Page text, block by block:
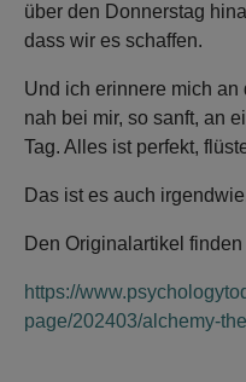
über den Donnerstag
dass wir es schaffen.
Und ich erinnere mich
nah bei mir, so sanft, an
Tag. Alles ist perfekt,
Das ist es auch
Den Originalartikel
https://
page/202403/alchemy-